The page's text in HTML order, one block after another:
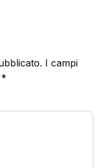
I campi
*